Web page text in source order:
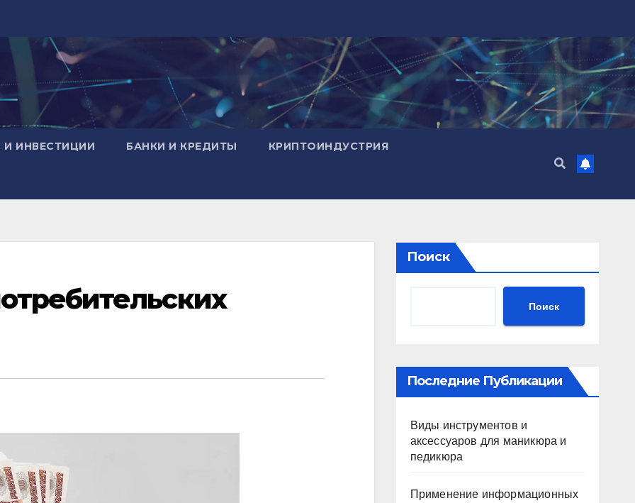
И ИНВЕСТИЦИИ БАНКИ И КРЕДИТЫ КРИПТОИНДУСТРИЯ
Поиск
Поиск
Последние Публикации
Виды инструментов и
аксессуаров для маникюра и
педикюра
Применение информационных